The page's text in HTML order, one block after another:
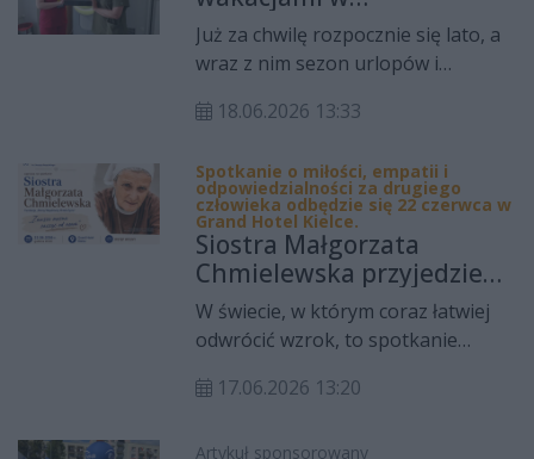
prowadzą je nie dłużej niż 24
miesiące. Premia może wynieść 200
tysięcy złotych, a w przypadku
produkcji zwierzęcej nawet 300
Świętokrzyskim Centrum
Onkologii. Bezpłatne
badania i edukacja
zdrowotna
Już za chwilę rozpocznie się lato, a
wraz z nim sezon urlopów i
jednak mieszkańcy regionu
warto zadbać o zdrowie. Z takiego
założenia wychodzi Świętokrzyskie
Centrum Onkologii, które zaprasza
na „Białą Sobotę przed wakacjami”.
Akcja odbędzie się 20 czerwca w
godzinach od 9.00 do 14.00.
18.06.2026 13:33
Spotkanie o miłości, empatii i
odpowiedzialności za drugiego
człowieka odbędzie się 22 czerwca w
Grand Hotel Kielce.
Siostra Małgorzata
Chmielewska przyjedzie
do Kielc. „Nie bądźmy
obojętni”
W świecie, w którym coraz łatwiej
odwrócić wzrok, to spotkanie
że człowieczeństwo nie polega na
17.06.2026 13:20
Artykuł sponsorowany